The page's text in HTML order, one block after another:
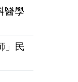
醫學
」民